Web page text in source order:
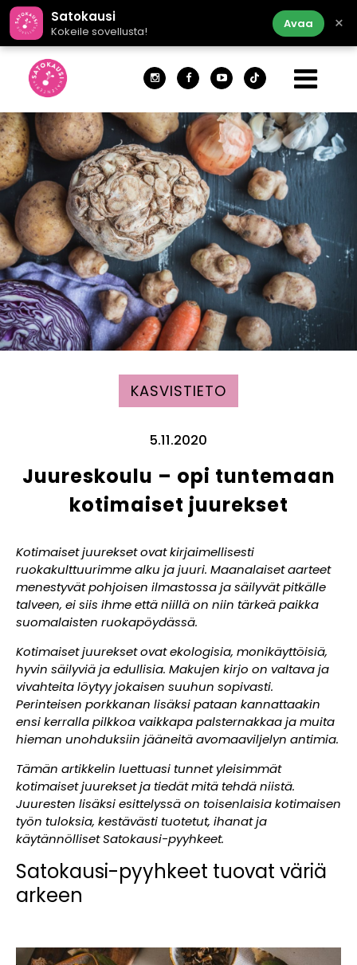
Satokausi
Kokeile sovellusta!
Avaa ×
KASVISTIETO
5.11.2020
Juureskoulu – opi tuntemaan
kotimaiset juurekset
Kotimaiset juurekset ovat kirjaimellisesti
ruokakulttuurimme alku ja juuri. Maanalaiset aarteet
menestyvät pohjoisen ilmastossa ja säilyvät pitkälle
talveen, ei siis ihme että niillä on niin tärkeä paikka
suomalaisten ruokapöydässä.
Kotimaiset juurekset ovat ekologisia, monikäyttöisiä,
hyvin säilyviä ja edullisia. Makujen kirjo on valtava ja
vivahteita löytyy jokaisen suuhun sopivasti.
Perinteisen porkkanan lisäksi pataan kannattaakin
ensi kerralla pilkkoa vaikkapa palsternakkaa ja muita
hieman unohduksiin jääneitä avomaaviljelyn antimia.
Tämän artikkelin luettuasi tunnet yleisimmät
kotimaiset juurekset ja tiedät mitä tehdä niistä.
Juuresten lisäksi esittelyssä on toisenlaisia kotimaisen
työn tuloksia, kestävästi tuotetut, ihanat ja
käytännölliset Satokausi-pyyhkeet.
Satokausi-pyyhkeet tuovat väriä
arkeen